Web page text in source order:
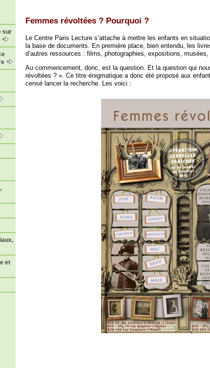
sur
et
Femmes révoltées ? Pourquoi ?
Le Centre Paris Lecture s’attache à mettre les enfants en
la base de documents. En première place, bien entendu, les
d’autres ressources : films, photographies, expositions,
Au commencement, donc, est la question. Et la question qui
révoltées ? ». Ce titre énigmatique a donc été proposé aux
censé lancer la recherche. Les voici :